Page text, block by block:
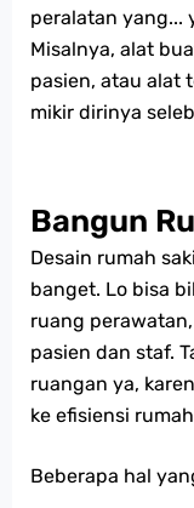
peralatan yang...
Misalnya, alat
pasien, atau alat
mikir dirinya
Bangun
Desain rumah
banget. Lo bisa
ruang
pasien dan staf.
ruangan ya,
ke efisiensi
Beberapa hal